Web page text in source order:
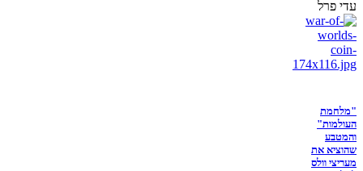
עדי פרל
"מלחמת
העולמות"
והמטבע
שהוציא את
מעריצי וולס